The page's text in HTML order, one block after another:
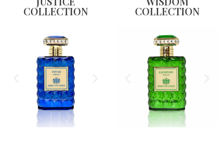
COLLECTION COLLECTION